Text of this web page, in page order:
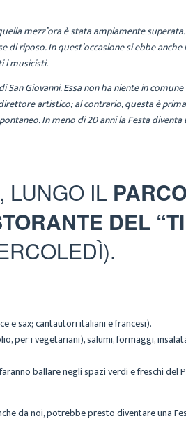
mezz’ora è stata ampiamente
di riposo. In quest’occasione si ebbe
i musicisti.
Giovanni. Essa non ha niente in
artistico; al contrario, questa è
In meno di 20 anni la Festa diventa
LUNGO IL
DEL
e sax; cantautori italiani e francesi).
per i vegetariani), salumi, formaggi,
ballare negli spazi verdi e freschi del
da noi, potrebbe presto diventare una